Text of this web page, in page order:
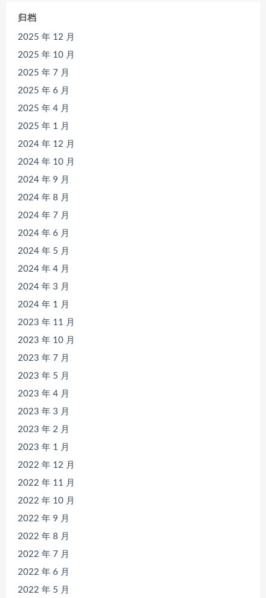
归档
2025 年 12 月
2025 年 10 月
2025 年 7 月
2025 年 6 月
2025 年 4 月
2025 年 1 月
2024 年 12 月
2024 年 10 月
2024 年 9 月
2024 年 8 月
2024 年 7 月
2024 年 6 月
2024 年 5 月
2024 年 4 月
2024 年 3 月
2024 年 1 月
2023 年 11 月
2023 年 10 月
2023 年 7 月
2023 年 5 月
2023 年 4 月
2023 年 3 月
2023 年 2 月
2023 年 1 月
2022 年 12 月
2022 年 11 月
2022 年 10 月
2022 年 9 月
2022 年 8 月
2022 年 7 月
2022 年 6 月
2022 年 5 月